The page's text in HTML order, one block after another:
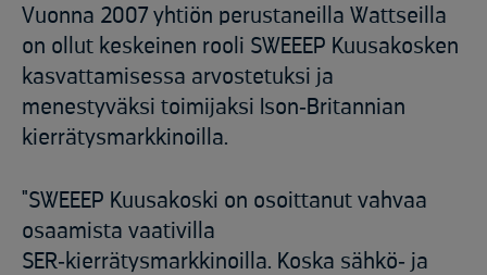
Vuonna 2007 yhtiön perustaneilla Wattseilla
on ollut keskeinen rooli SWEEEP Kuusakosken
kasvattamisessa arvostetuksi ja
menestyväksi toimijaksi Ison‑Britannian
kierrätysmarkkinoilla.
"SWEEEP Kuusakoski on osoittanut vahvaa
osaamista vaativilla
SER‑kierrätysmarkkinoilla. Koska sähkö‑ ja